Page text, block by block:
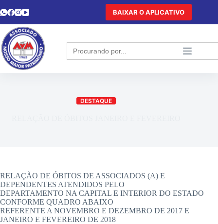
BAIXAR O APLICATIVO
Search
for:
DESTAQUE
RELAÇÃO DE ÓBITOS DE ASSOCIADOS (A) E
DEPENDENTES ATENDIDOS PELO
DEPARTAMENTO NA CAPITAL E INTERIOR DO ESTADO
CONFORME QUADRO ABAIXO
REFERENTE A NOVEMBRO E DEZEMBRO DE 2017 E
JANEIRO E FEVEREIRO DE 2018